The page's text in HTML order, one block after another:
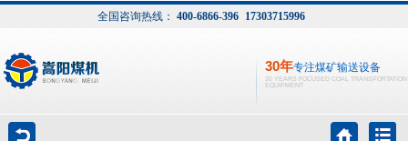
全国咨询热线： 400-6866-396 17303715996
30年专注煤矿输送设备
30 YEARS FOCUSED COAL TRANSPORTATION
EQUIPMENT